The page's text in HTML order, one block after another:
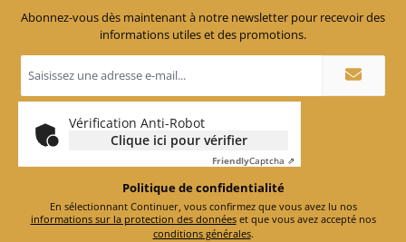
Abonnez-vous dès maintenant à notre newsletter pour recevoir des
informations utiles et des promotions.
Adresse
e-
*
Vérification Anti-Robot
Clique ici pour vérifier
FriendlyCaptcha ⇗
Politique de confidentialité
En sélectionnant Continuer, vous confirmez que vous avez lu nos
informations sur la protection des données
et que vous avez accepté nos
conditions générales.